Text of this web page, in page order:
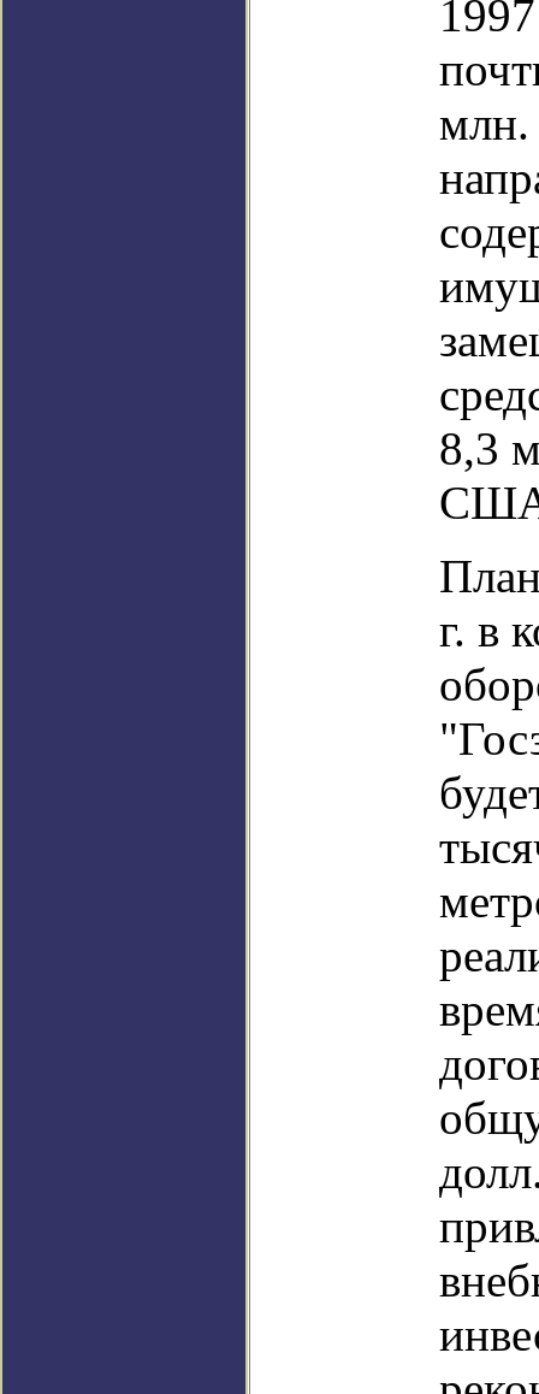
8,3
г. в